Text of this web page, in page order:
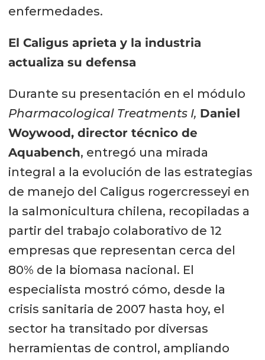
enfermedades.
El Caligus aprieta y la industria
actualiza su defensa
Durante su presentación en el módulo
Pharmacological Treatments I, Daniel
Woywood, director técnico de
Aquabench, entregó una mirada
integral a la evolución de las estrategias
de manejo del Caligus rogercresseyi en
la salmonicultura chilena, recopiladas a
partir del trabajo colaborativo de 12
empresas que representan cerca del
80% de la biomasa nacional. El
especialista mostró cómo, desde la
crisis sanitaria de 2007 hasta hoy, el
sector ha transitado por diversas
herramientas de control, ampliando